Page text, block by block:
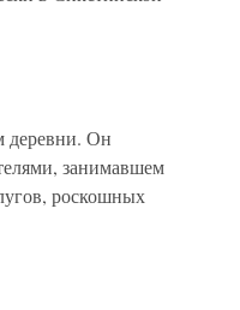
деревни. Он
занимавшем
роскошных